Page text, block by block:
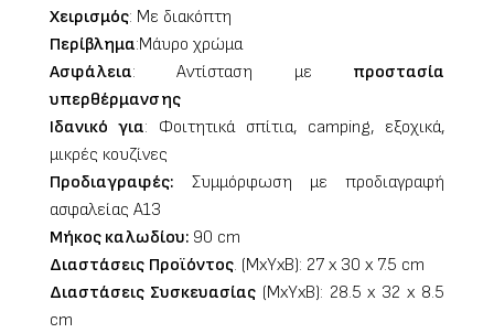
Χειρισμός: Με διακόπτη
Περίβλημα:Μάυρο χρώμα
Ασφάλεια: Αντίσταση με προστασία
υπερθέρμανσης
Ιδανικό για: Φοιτητικά σπίτια, camping, εξοχικά,
μικρές κουζίνες
Προδιαγραφές: Συμμόρφωση με προδιαγραφή
ασφαλείας Α13
Μήκος καλωδίου: 90 cm
Διαστάσεις Προϊόντος. (MxYxB): 27 x 30 x 7.5 cm
Διαστάσεις Συσκευασίας(MxYxB): 28.5 x 32 x 8.5
cm